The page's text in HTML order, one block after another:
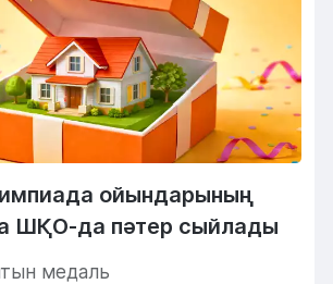
ойындарының
ШҚО-да пәтер сыйлады
медаль